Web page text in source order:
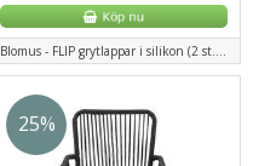
Blomus - FLIP grytlappar i silikon (2 st.) - benvit
25%